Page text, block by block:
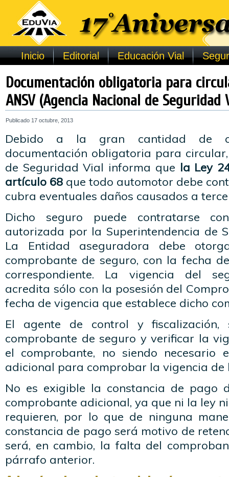
Inicio Editorial Educación Vial
Documentación obligatoria para
ANSV (Agencia Nacional de Seguridad
Publicado 17 octubre, 2013
Debido a la gran cantidad de
documentación obligatoria para
de Seguridad Vial informa que la Ley
artículo 68 que todo automotor debe
cubra eventuales daños causados a
Dicho seguro puede contratarse
autorizada por la Superintendencia de
La Entidad aseguradora debe
comprobante de seguro, con la fecha
correspondiente. La vigencia del
acredita sólo con la posesión del
fecha de vigencia que establece dicho
El agente de control y
comprobante de seguro y verificar la
el comprobante, no siendo necesario
adicional para comprobar la vigencia de
No es exigible la constancia de pago
comprobante adicional, ya que ni la ley
requieren, por lo que de ninguna
constancia de pago será motivo de
será, en cambio, la falta del
párrafo anterior.